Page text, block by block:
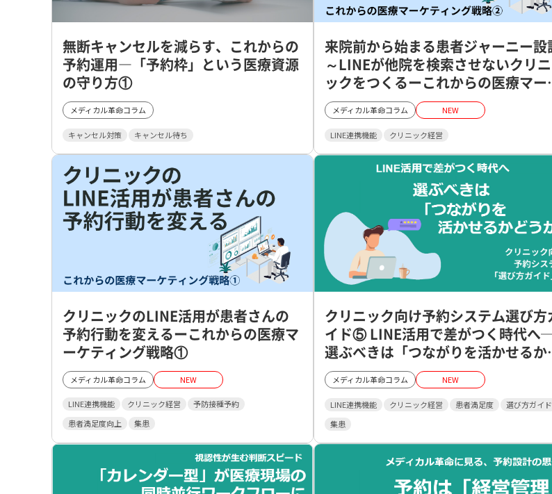
無断キャンセルを減らす、これからの
予約運用―「予約枠」という医療資源
の守り方①
メディカル革命コラム
キャンセル対策 キャンセル待ち
来院前から始まる患者ジャーニー設
～LINEが他院を検索させないクリニ
ックをつくるーこれからの医療マー
ティング戦略②
メディカル革命コラム NEW
LINE連携機能 クリニック経営
クリニックのLINE活用が患者さんの
予約行動を変えるーこれからの医療マ
ーケティング戦略①
メディカル革命コラム NEW
LINE連携機能 クリニック経営
予防接種予約
患者満足度向上
集患
クリニック向け予約システム選び方
イド⑤ LINE活用で差がつく時代へ
選ぶべきは「つながりを活かせるか
うか」
メディカル革命コラム NEW
LINE連携機能 クリニック経営 患者満足度
選び方ガイド
集患